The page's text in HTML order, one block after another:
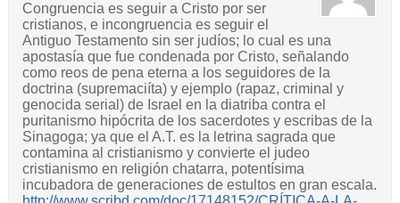
Congruencia es seguir a Cristo por ser
cristianos, e incongruencia es seguir el
Antiguo Testamento sin ser judíos; lo cual es una
apostasía que fue condenada por Cristo, señalando
como reos de pena eterna a los seguidores de la
doctrina (supremaciíta) y ejemplo (rapaz, criminal y
genocida serial) de Israel en la diatriba contra el
puritanismo hipócrita de los sacerdotes y escribas de la
Sinagoga; ya que el A.T. es la letrina sagrada que
contamina al cristianismo y convierte el judeo
cristianismo en religión chatarra, potentísima
incubadora de generaciones de estultos en gran escala.